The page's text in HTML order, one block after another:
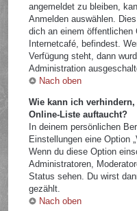
angemeldet zu bleiben,
Anmelden auswählen.
dich an einem öffentlichen
Internetcafé, befindest.
Verfügung steht, dann
Administration
Nach oben
Wie kann ich
Online-Liste auftaucht?
In deinem persönlichen
Einstellungen eine Option
Wenn du diese Option
Administratoren,
Status sehen. Du wirst
gezählt.
Nach oben